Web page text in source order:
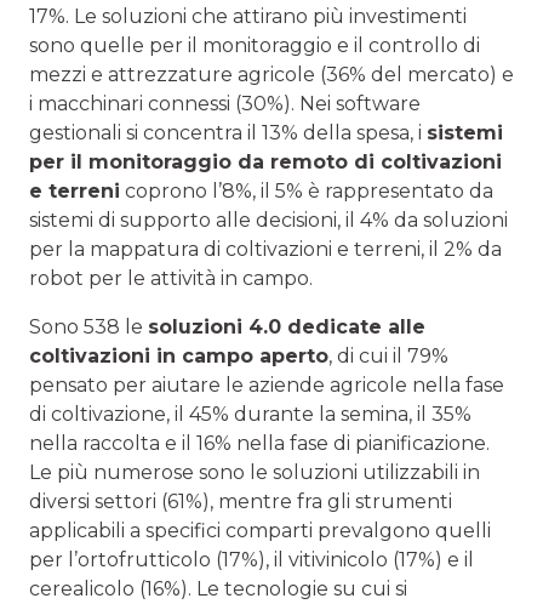
17%. Le soluzioni che attirano più investimenti
sono quelle per il monitoraggio e il controllo di
mezzi e attrezzature agricole (36% del mercato) e
i macchinari connessi (30%). Nei software
gestionali si concentra il 13% della spesa, i sistemi
per il monitoraggio da remoto di coltivazioni
e terreni coprono l’8%, il 5% è rappresentato da
sistemi di supporto alle decisioni, il 4% da soluzioni
per la mappatura di coltivazioni e terreni, il 2% da
robot per le attività in campo.
Sono 538 le soluzioni 4.0 dedicate alle
coltivazioni in campo aperto, di cui il 79%
pensato per aiutare le aziende agricole nella fase
di coltivazione, il 45% durante la semina, il 35%
nella raccolta e il 16% nella fase di pianificazione.
Le più numerose sono le soluzioni utilizzabili in
diversi settori (61%), mentre fra gli strumenti
applicabili a specifici comparti prevalgono quelli
per l’ortofrutticolo (17%), il vitivinicolo (17%) e il
cerealicolo (16%). Le tecnologie su cui si